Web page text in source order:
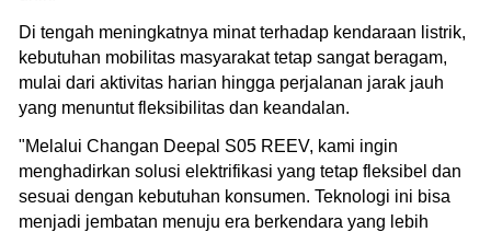
Di tengah meningkatnya minat terhadap kendaraan listrik,
kebutuhan mobilitas masyarakat tetap sangat beragam,
mulai dari aktivitas harian hingga perjalanan jarak jauh
yang menuntut fleksibilitas dan keandalan.
"Melalui Changan Deepal S05 REEV, kami ingin
menghadirkan solusi elektrifikasi yang tetap fleksibel dan
sesuai dengan kebutuhan konsumen. Teknologi ini bisa
menjadi jembatan menuju era berkendara yang lebih